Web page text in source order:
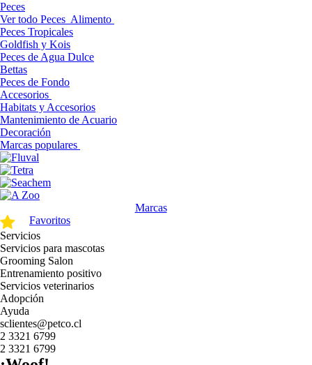
Peces
Ver todo Peces Alimento
Peces Tropicales
Goldfish y Kois
Peces de Agua Dulce
Bettas
Peces de Fondo
Accesorios
Habitats y Accesorios
Mantenimiento de Acuario
Decoración
Marcas populares
Marcas
Favoritos
Servicios
Servicios para mascotas
Grooming Salon
Entrenamiento positivo
Servicios veterinarios
Adopción
Ayuda
sclientes@petco.cl
2 3321 6799
2 3321 6799